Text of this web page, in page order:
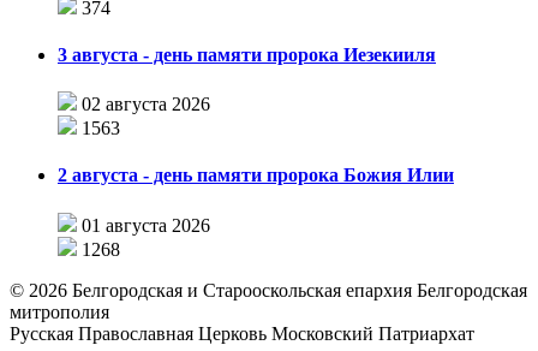
374
3 августа - день памяти пророка Иезекииля
02 августа 2026
1563
2 августа - день памяти пророка Божия Илии
01 августа 2026
1268
© 2026 Белгородская и Старооскольская епархия Белгородская
митрополия
Русская Православная Церковь Московский Патриархат